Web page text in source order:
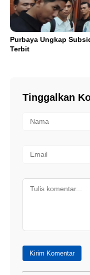
Purbaya Ungkap
Terbit
Tinggalkan
Kirim Komentar